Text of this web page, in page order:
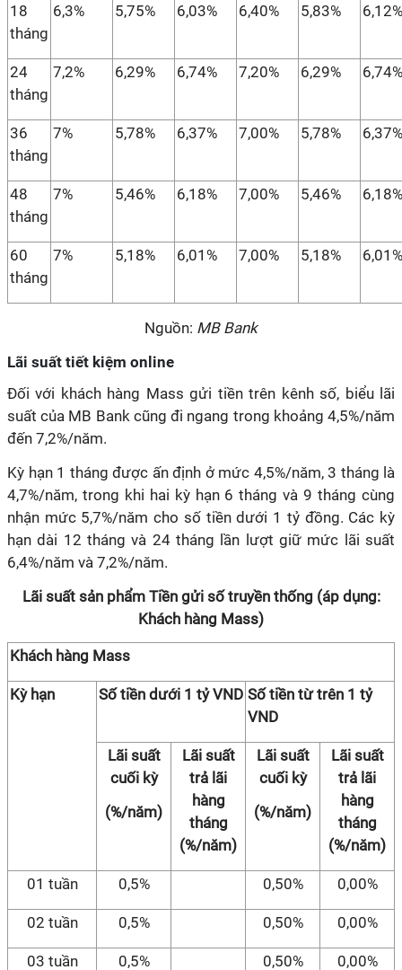
18
tháng
6,3% 5,75% 6,03% 6,40% 5,83% 6,12%
24
tháng
7,2% 6,29% 6,74% 7,20% 6,29% 6,74%
36
tháng
7% 5,78% 6,37% 7,00% 5,78% 6,37%
48
tháng
7% 5,46% 6,18% 7,00% 5,46% 6,18%
60
tháng
7% 5,18% 6,01% 7,00% 5,18% 6,01%
Nguồn: MB Bank
Lãi suất tiết kiệm online
Đối với khách hàng Mass gửi tiền trên kênh số, biểu lãi
suất của MB Bank cũng đi ngang trong khoảng 4,5%/năm
đến 7,2%/năm.
Kỳ hạn 1 tháng được ấn định ở mức 4,5%/năm, 3 tháng là
4,7%/năm, trong khi hai kỳ hạn 6 tháng và 9 tháng cùng
nhận mức 5,7%/năm cho số tiền dưới 1 tỷ đồng. Các kỳ
hạn dài 12 tháng và 24 tháng lần lượt giữ mức lãi suất
6,4%/năm và 7,2%/năm.
Lãi suất sản phẩm Tiền gửi số truyền thống (áp dụng:
Khách hàng Mass)
Khách hàng Mass
Kỳ hạn Số tiền dưới 1 tỷ VND Số tiền từ trên 1 tỷ
VND
Lãi suất
cuối kỳ
(%/năm)
Lãi suất
trả lãi
hàng
tháng
(%/năm)
Lãi suất
cuối kỳ
(%/năm)
Lãi suất
trả lãi
hàng
tháng
(%/năm)
01 tuần 0,5% 0,50% 0,00%
02 tuần 0,5% 0,50% 0,00%
03 tuần 0,5% 0,50% 0,00%